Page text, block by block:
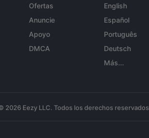
Ofertas
Anuncie
Apoyo
DMCA
English
Español
Português
Deutsch
Más...
2026 Eezy LLC. Todos los derechos reservados